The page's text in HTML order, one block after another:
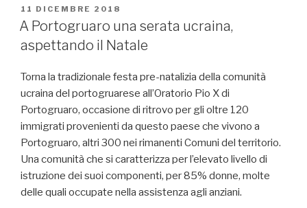
PUBBLICATO
IL
11 DICEMBRE 2018
A Portogruaro una serata ucraina,
aspettando il Natale
Torna la tradizionale festa pre-natalizia della comunità
ucraina del portogruarese all’Oratorio Pio X di
Portogruaro, occasione di ritrovo per gli oltre 120
immigrati provenienti da questo paese che vivono a
Portogruaro, altri 300 nei rimanenti Comuni del territorio.
Una comunità che si caratterizza per l’elevato livello di
istruzione dei suoi componenti, per 85% donne, molte
delle quali occupate nella assistenza agli anziani.